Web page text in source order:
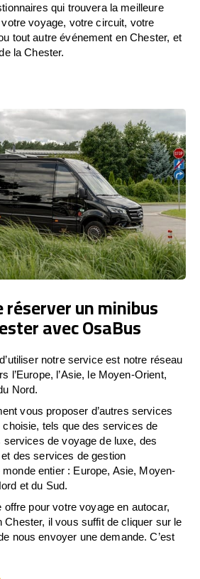
qui trouvera la meilleure
voyage, votre circuit, votre
tout autre événement en Chester, et
la Chester.
un minibus
avec OsaBus
notre service est notre réseau
l’Europe, l’Asie, le Moyen-Orient,
Nord.
vous proposer d’autres services
tels que des services de
de voyage de luxe, des
des services de gestion
monde entier : Europe, Asie, Moyen-
et du Sud.
offre pour votre voyage en autocar,
Chester, il vous suffit de cliquer sur le
nous envoyer une demande. C’est